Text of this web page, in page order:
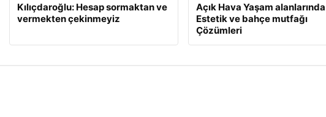
Kılıçdaroğlu: Hesap sormaktan ve
vermekten çekinmeyiz
Açık Hava Yaşam alanlarında
Estetik ve bahçe mutfağı
Çözümleri